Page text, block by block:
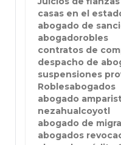
casas en el
abogado de
abogadorobles
contratos de
despacho de
suspensiones
Roblesabogados
abogado
nezahualcoyotl
abogado de
abogados